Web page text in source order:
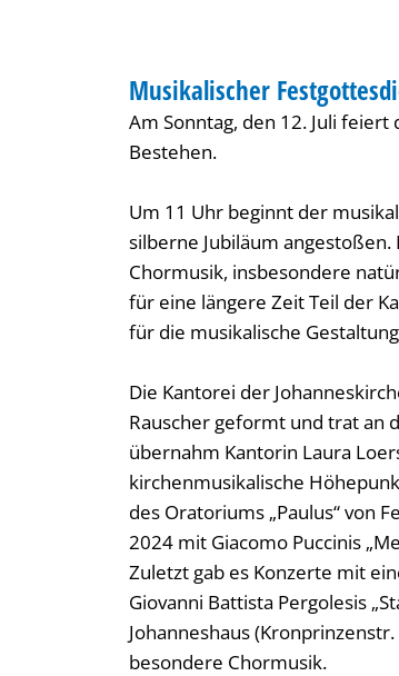
KATEGORIE: GOTTESDIENST
Musikalischer
Am Sonntag, den 12. Juli
Bestehen.
Um 11 Uhr beginnt der
silberne Jubiläum
Chormusik, insbesondere
für eine längere Zeit Teil der
für die musikalische
Die Kantorei der
Rauscher geformt und trat an
übernahm Kantorin Laura
kirchenmusikalische
des Oratoriums „Paulus“ von
2024 mit Giacomo Puccinis
Zuletzt gab es Konzerte mit
Giovanni Battista Pergolesis
Johanneshaus
besondere Chormusik.